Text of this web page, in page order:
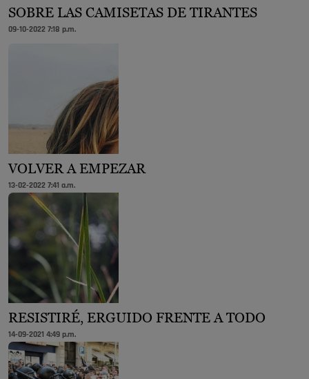
SOBRE LAS CAMISETAS DE TIRANTES
09-10-2022 7:18 p.m.
VOLVER A EMPEZAR
13-02-2022 7:41 a.m.
RESISTIRÉ, ERGUIDO FRENTE A TODO
14-09-2021 4:49 p.m.